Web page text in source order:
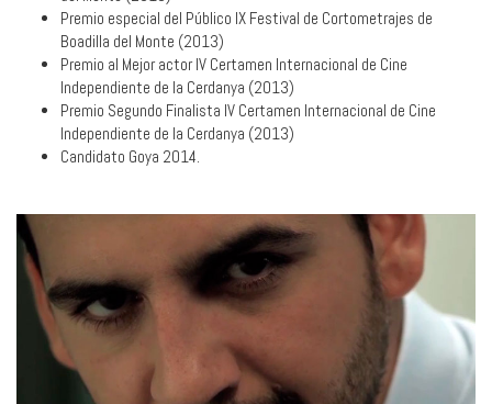
Premio especial del Público IX Festival de Cortometrajes de
Boadilla del Monte (2013)
Premio al Mejor actor IV Certamen Internacional de Cine
Independiente de la Cerdanya (2013)
Premio Segundo Finalista IV Certamen Internacional de Cine
Independiente de la Cerdanya (2013)
Candidato Goya 2014.